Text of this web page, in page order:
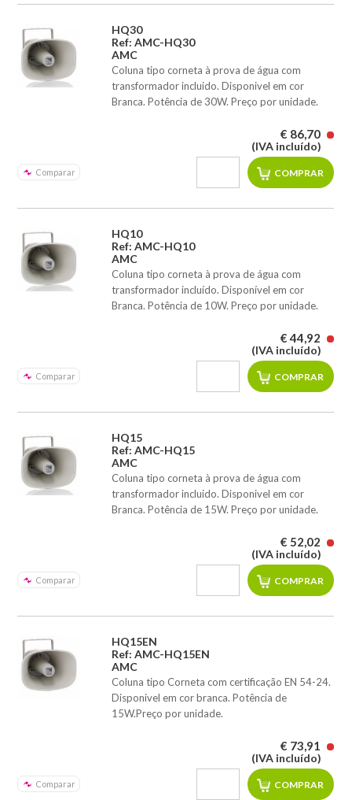
HQ30
Ref: AMC-HQ30
AMC
Coluna tipo corneta à prova de água com
transformador incluido. Disponivel em cor
Branca. Potência de 30W. Preço por unidade.
Comparar
€ 86,70
(IVA incluído)
HQ10
Ref: AMC-HQ10
AMC
Coluna tipo corneta à prova de água com
transformador incluído. Disponível em cor
Branca. Potência de 10W. Preço por unidade.
Comparar
€ 44,92
(IVA incluído)
HQ15
Ref: AMC-HQ15
AMC
Coluna tipo corneta à prova de água com
transformador incluido. Disponivel em cor
Branca. Potência de 15W. Preço por unidade.
Comparar
€ 52,02
(IVA incluído)
HQ15EN
Ref: AMC-HQ15EN
AMC
Coluna tipo Corneta com certificação EN 54-24.
Disponivel em cor branca. Potência de
15W.Preço por unidade.
Comparar
€ 73,91
(IVA incluído)